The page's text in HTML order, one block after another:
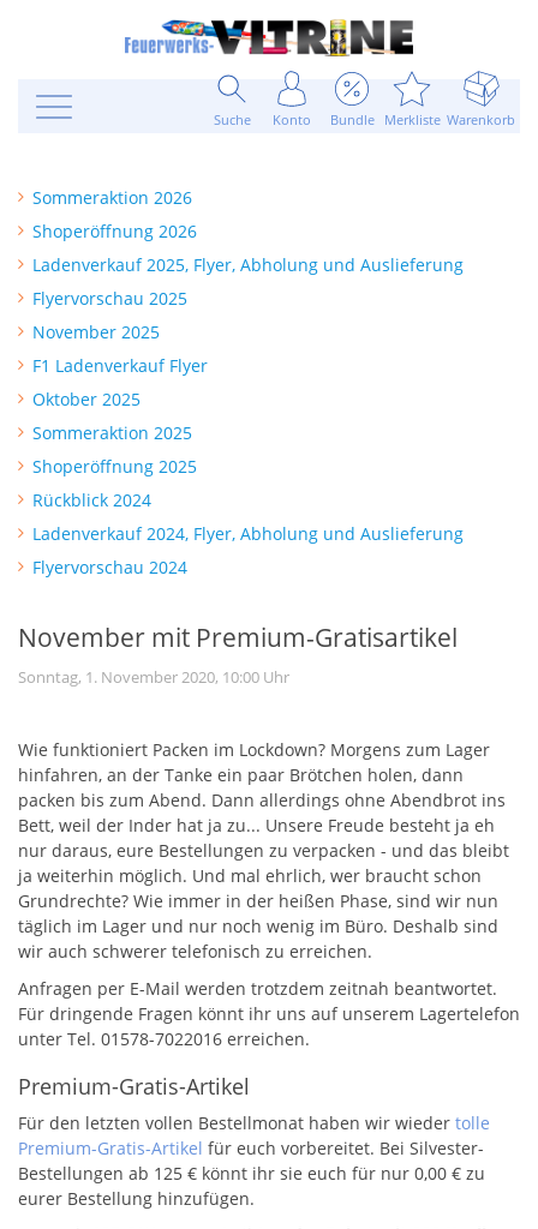
Suche Konto Bundle Merkliste Warenkorb
Sommeraktion 2026
Shoperöffnung 2026
Ladenverkauf 2025, Flyer, Abholung und Auslieferung
Flyervorschau 2025
November 2025
F1 Ladenverkauf Flyer
Oktober 2025
Sommeraktion 2025
Shoperöffnung 2025
Rückblick 2024
Ladenverkauf 2024, Flyer, Abholung und Auslieferung
Flyervorschau 2024
November mit Premium-Gratisartikel
Sonntag, 1. November 2020, 10:00 Uhr
Wie funktioniert Packen im Lockdown? Morgens zum Lager
hinfahren, an der Tanke ein paar Brötchen holen, dann
packen bis zum Abend. Dann allerdings ohne Abendbrot ins
Bett, weil der Inder hat ja zu... Unsere Freude besteht ja eh
nur daraus, eure Bestellungen zu verpacken - und das bleibt
ja weiterhin möglich. Und mal ehrlich, wer braucht schon
Grundrechte? Wie immer in der heißen Phase, sind wir nun
täglich im Lager und nur noch wenig im Büro. Deshalb sind
wir auch schwerer telefonisch zu erreichen.
Anfragen per E-Mail werden trotzdem zeitnah beantwortet.
Für dringende Fragen könnt ihr uns auf unserem Lagertelefon
unter Tel. 01578-7022016 erreichen.
Premium-Gratis-Artikel
Für den letzten vollen Bestellmonat haben wir wieder tolle
Premium-Gratis-Artikel für euch vorbereitet. Bei Silvester-
Bestellungen ab 125 € könnt ihr sie euch für nur 0,00 € zu
eurer Bestellung hinzufügen.